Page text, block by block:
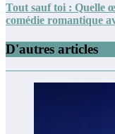
Tout sauf toi : Quelle
comédie romantique
D'autres articles